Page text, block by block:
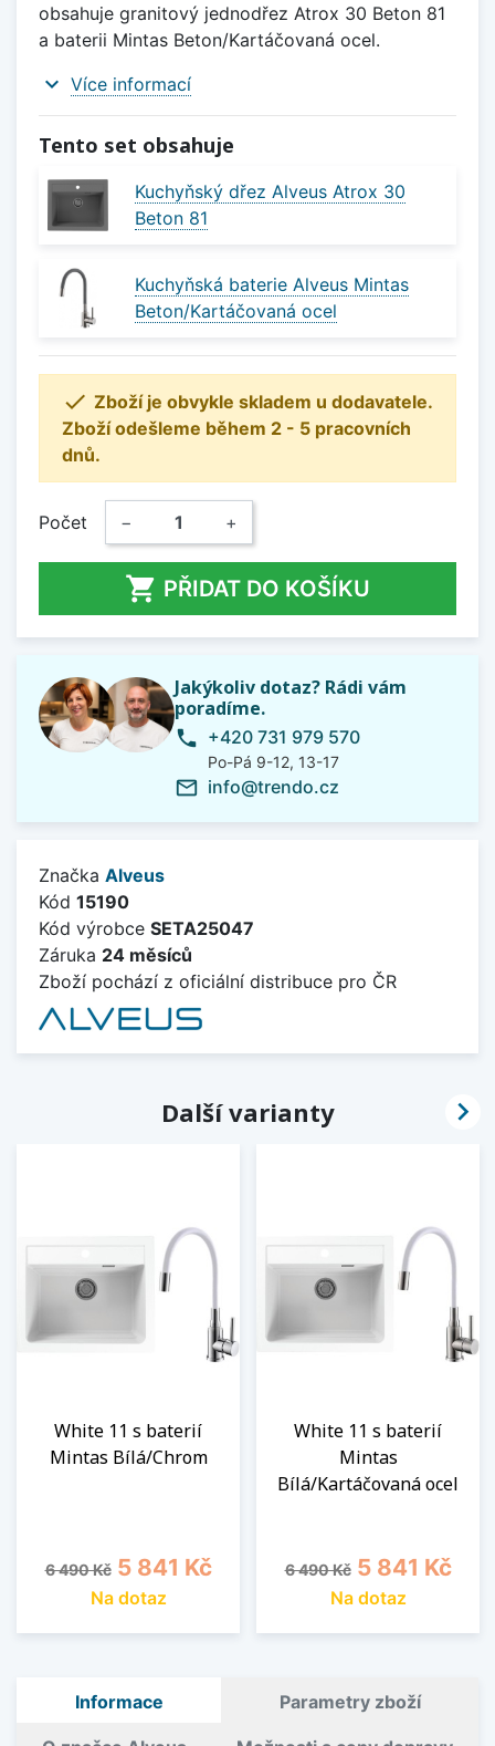
obsahuje granitový jednodřez Atrox 30 Beton 81
a baterii Mintas Beton/Kartáčovaná ocel.
expand_more Více informací
Tento set obsahuje
Kuchyňský dřez Alveus Atrox 30
Beton 81
Kuchyňská baterie Alveus Mintas
Beton/Kartáčovaná ocel
 Zboží je obvykle skladem u dodavatele.
Zboží odešleme během 2 - 5 pracovních
dnů.
Počet − +
 PŘIDAT DO KOŠÍKU
Jakýkoliv dotaz? Rádi vám
poradíme.
phone +420 731 979 570
Po-Pá 9-12, 13-17
mail_outline info@trendo.cz
Značka Alveus
Kód 15190
Kód výrobce SETA25047
Záruka 24 měsíců
Zboží pochází z oficiální distribuce pro ČR
Další varianty
White 11 s baterií
Mintas Bílá/Chrom
Běžná cena
6 490 Kč Cena
5 841 Kč
Na dotaz
White 11 s baterií
Mintas
Bílá/Kartáčovaná ocel
Běžná cena
6 490 Kč Cena
5 841 Kč
Na dotaz

Informace Parametry zboží